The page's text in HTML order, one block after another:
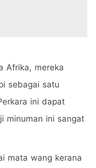
Afrika, mereka
sebagai satu
ini dapat
minuman ini sangat
mata wang kerana